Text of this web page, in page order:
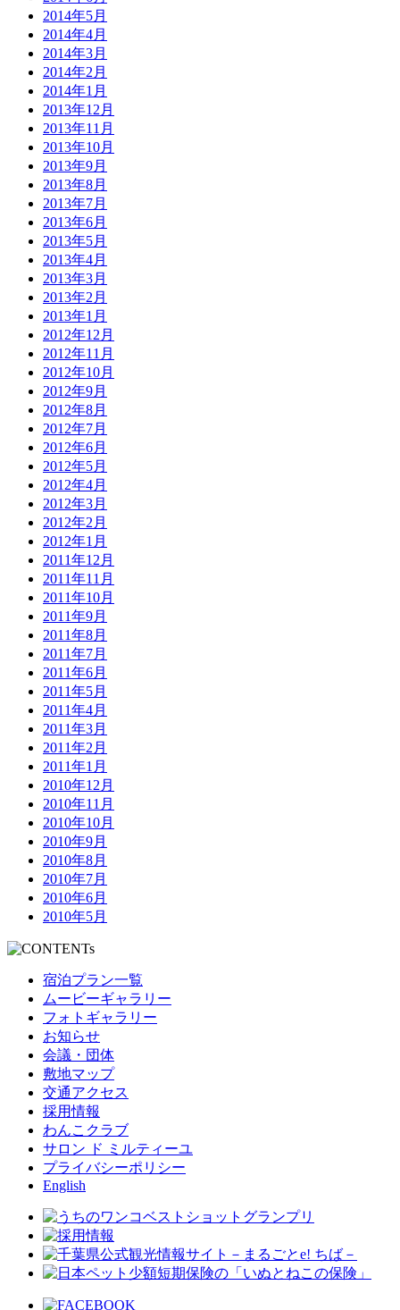
2014年5月
2014年4月
2014年3月
2014年2月
2014年1月
2013年12月
2013年11月
2013年10月
2013年9月
2013年8月
2013年7月
2013年6月
2013年5月
2013年4月
2013年3月
2013年2月
2013年1月
2012年12月
2012年11月
2012年10月
2012年9月
2012年8月
2012年7月
2012年6月
2012年5月
2012年4月
2012年3月
2012年2月
2012年1月
2011年12月
2011年11月
2011年10月
2011年9月
2011年8月
2011年7月
2011年6月
2011年5月
2011年4月
2011年3月
2011年2月
2011年1月
2010年12月
2010年11月
2010年10月
2010年9月
2010年8月
2010年7月
2010年6月
2010年5月
宿泊プラン一覧
ムービーギャラリー
フォトギャラリー
お知らせ
会議・団体
敷地マップ
交通アクセス
採用情報
わんこクラブ
サロン ド ミルティーユ
プライバシーポリシー
English